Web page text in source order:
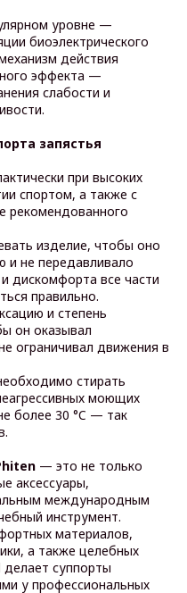
уровне —
биоэлектрического
действия
эффекта —
слабости и
запястья
при высоких
спортом, а также с
рекомендованного
изделие, чтобы оно
и не передавливало
дискомфорта все части
правильно.
и степень
он оказывал
ограничивал движения в
стирать
моющих
более 30 °C — так
— это не только
аксессуары,
международным
инструмент.
материалов,
а также целебных
делает суппорты
у профессиональных